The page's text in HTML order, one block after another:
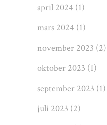
april 2024 (1)
mars 2024 (1)
november 2023 (2)
oktober 2023 (1)
september 2023 (1)
juli 2023 (2)